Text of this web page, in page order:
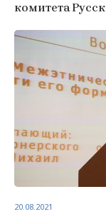
комитета
20.08.2021